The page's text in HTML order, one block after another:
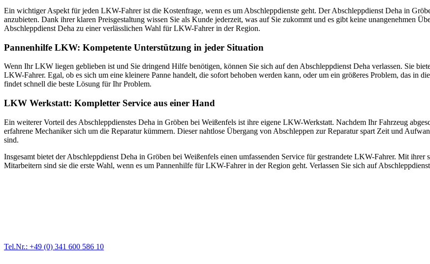
Ein wichtiger Aspekt für jeden LKW-Fahrer ist die Kostenfrage, wenn es um Abschleppdienste geht. Der Abschleppdienst Deha in
anzubieten. Dank ihrer klaren Preisgestaltung wissen Sie als Kunde jederzeit, was auf Sie zukommt und es gibt keine unangenehmen
Abschleppdienst Deha zu einer verlässlichen Wahl für LKW-Fahrer in der Region.
Pannenhilfe LKW: Kompetente Unterstützung in jeder Situation
Wenn Ihr LKW liegen geblieben ist und Sie dringend Hilfe benötigen, können Sie sich auf den Abschleppdienst Deha verlassen. Sie
LKW-Fahrer. Egal, ob es sich um eine kleinere Panne handelt, die sofort behoben werden kann, oder um ein größeres Problem, das in
findet schnell die beste Lösung für Ihr Problem.
LKW Werkstatt: Kompletter Service aus einer Hand
Ein weiterer Vorteil des Abschleppdienstes Deha in Gröben bei Weißenfels ist ihre eigene LKW-Werkstatt. Nachdem Ihr Fahrzeug
erfahrene Mechaniker sich um die Reparatur kümmern. Dieser nahtlose Übergang von Abschleppen zur Reparatur spart Zeit und
sind.
Insgesamt bietet der Abschleppdienst Deha in Gröben bei Weißenfels einen umfassenden Service für gestrandete LKW-Fahrer. Mit ihrer
Mitarbeitern sind sie die erste Wahl, wenn es um Pannenhilfe für LKW-Fahrer in der Region geht. Verlassen Sie sich auf
Tel.Nr.: +49 (0) 341 600 586 10